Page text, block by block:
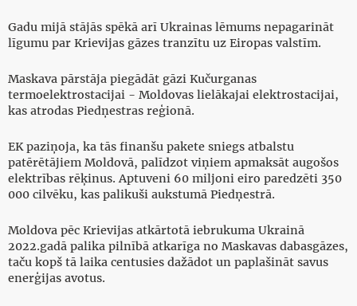
Gadu mijā stājās spēkā arī Ukrainas lēmums nepagarināt
līgumu par Krievijas gāzes tranzītu uz Eiropas valstīm.
Maskava pārstāja piegādāt gāzi Kučurganas
termoelektrostacijai - Moldovas lielākajai elektrostacijai,
kas atrodas Piedņestras reģionā.
EK paziņoja, ka tās finanšu pakete sniegs atbalstu
patērētājiem Moldovā, palīdzot viņiem apmaksāt augošos
elektrības rēķinus. Aptuveni 60 miljoni eiro paredzēti 350
000 cilvēku, kas palikuši aukstumā Piedņestrā.
Moldova pēc Krievijas atkārtotā iebrukuma Ukrainā
2022.gadā palika pilnībā atkarīga no Maskavas dabasgāzes,
taču kopš tā laika centusies dažādot un paplašināt savus
enerģijas avotus.